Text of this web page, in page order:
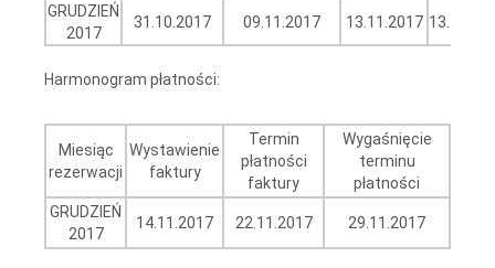
GRUDZIEŃ
2017
31.10.2017 09.11.2017 13.11.2017
Harmonogram płatności:
Miesiąc
rezerwacji
Wystawienie
faktury
Termin
płatności
faktury
Wygaśnięcie
terminu
płatności
GRUDZIEŃ
2017
14.11.2017 22.11.2017 29.11.2017